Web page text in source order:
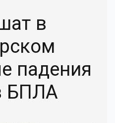
в
падения
БПЛА